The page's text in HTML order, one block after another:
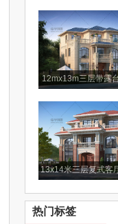
12mx13m三层带露
13x14米三层复式客
热门标签